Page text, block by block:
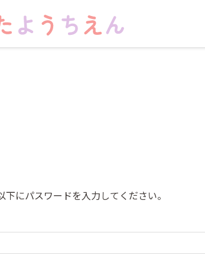
にパスワードを入力してください。